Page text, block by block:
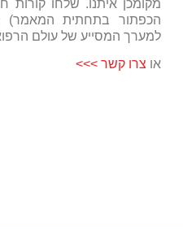
מקומכן איתנו. שלחו קורות
הכפתור בתחתית המאמר)
למערך המסייע של עולם
או צרו קשר >>>